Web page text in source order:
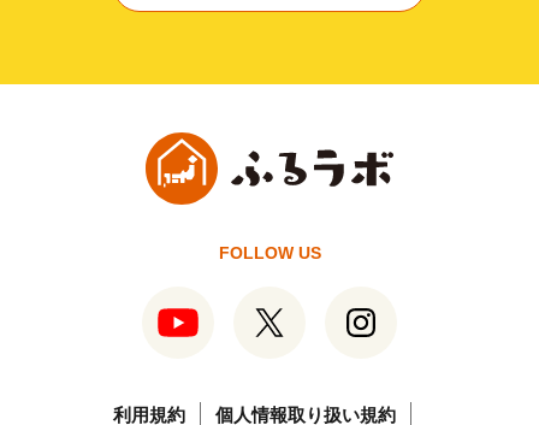
FOLLOW US
利用規約
個人情報取り扱い規約